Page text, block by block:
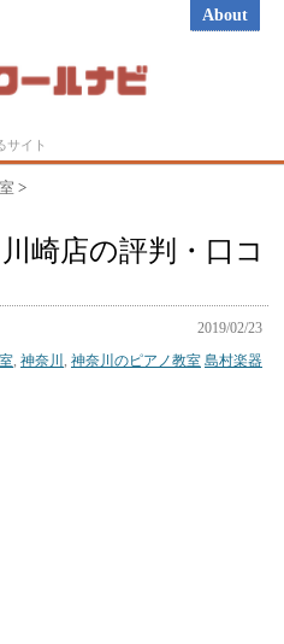
About
サイト
>
崎店の評判・口コ
2019/02/23
, 神奈川 , 神奈川のピアノ教室 島村楽器